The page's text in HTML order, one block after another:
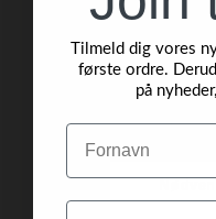
Tilmeld dig vores
første ordre.
på
Navn
Email